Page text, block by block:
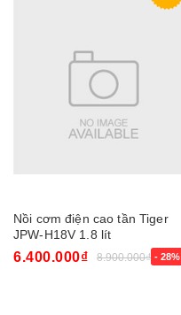
Nồi cơm điện cao tần Tiger
JPW-H18V 1.8 lít
6.400.000₫ 8.900.000₫ - 28%